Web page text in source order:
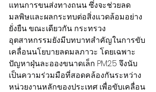
แทนการขนส่งทางถนน ซึ่งจะช่วยลด
มลพิษและผลกระทบต่อสิ่งแวดล้อมอย่าง
ยั่งยืน ขณะเดียวกัน กระทรวง
อุตสาหกรรมยังมีบทบาทสำคัญในการขับ
เคลื่อนนโยบายลดมลภาวะ โดยเฉพาะ
ปัญหาฝุ่นละอองขนาดเล็ก PM2.5 จึงนับ
เป็นความร่วมมือที่สอดคล้องกันระหว่าง
หน่วยงานหลักของประเทศ เพื่อขับเคลื่อน